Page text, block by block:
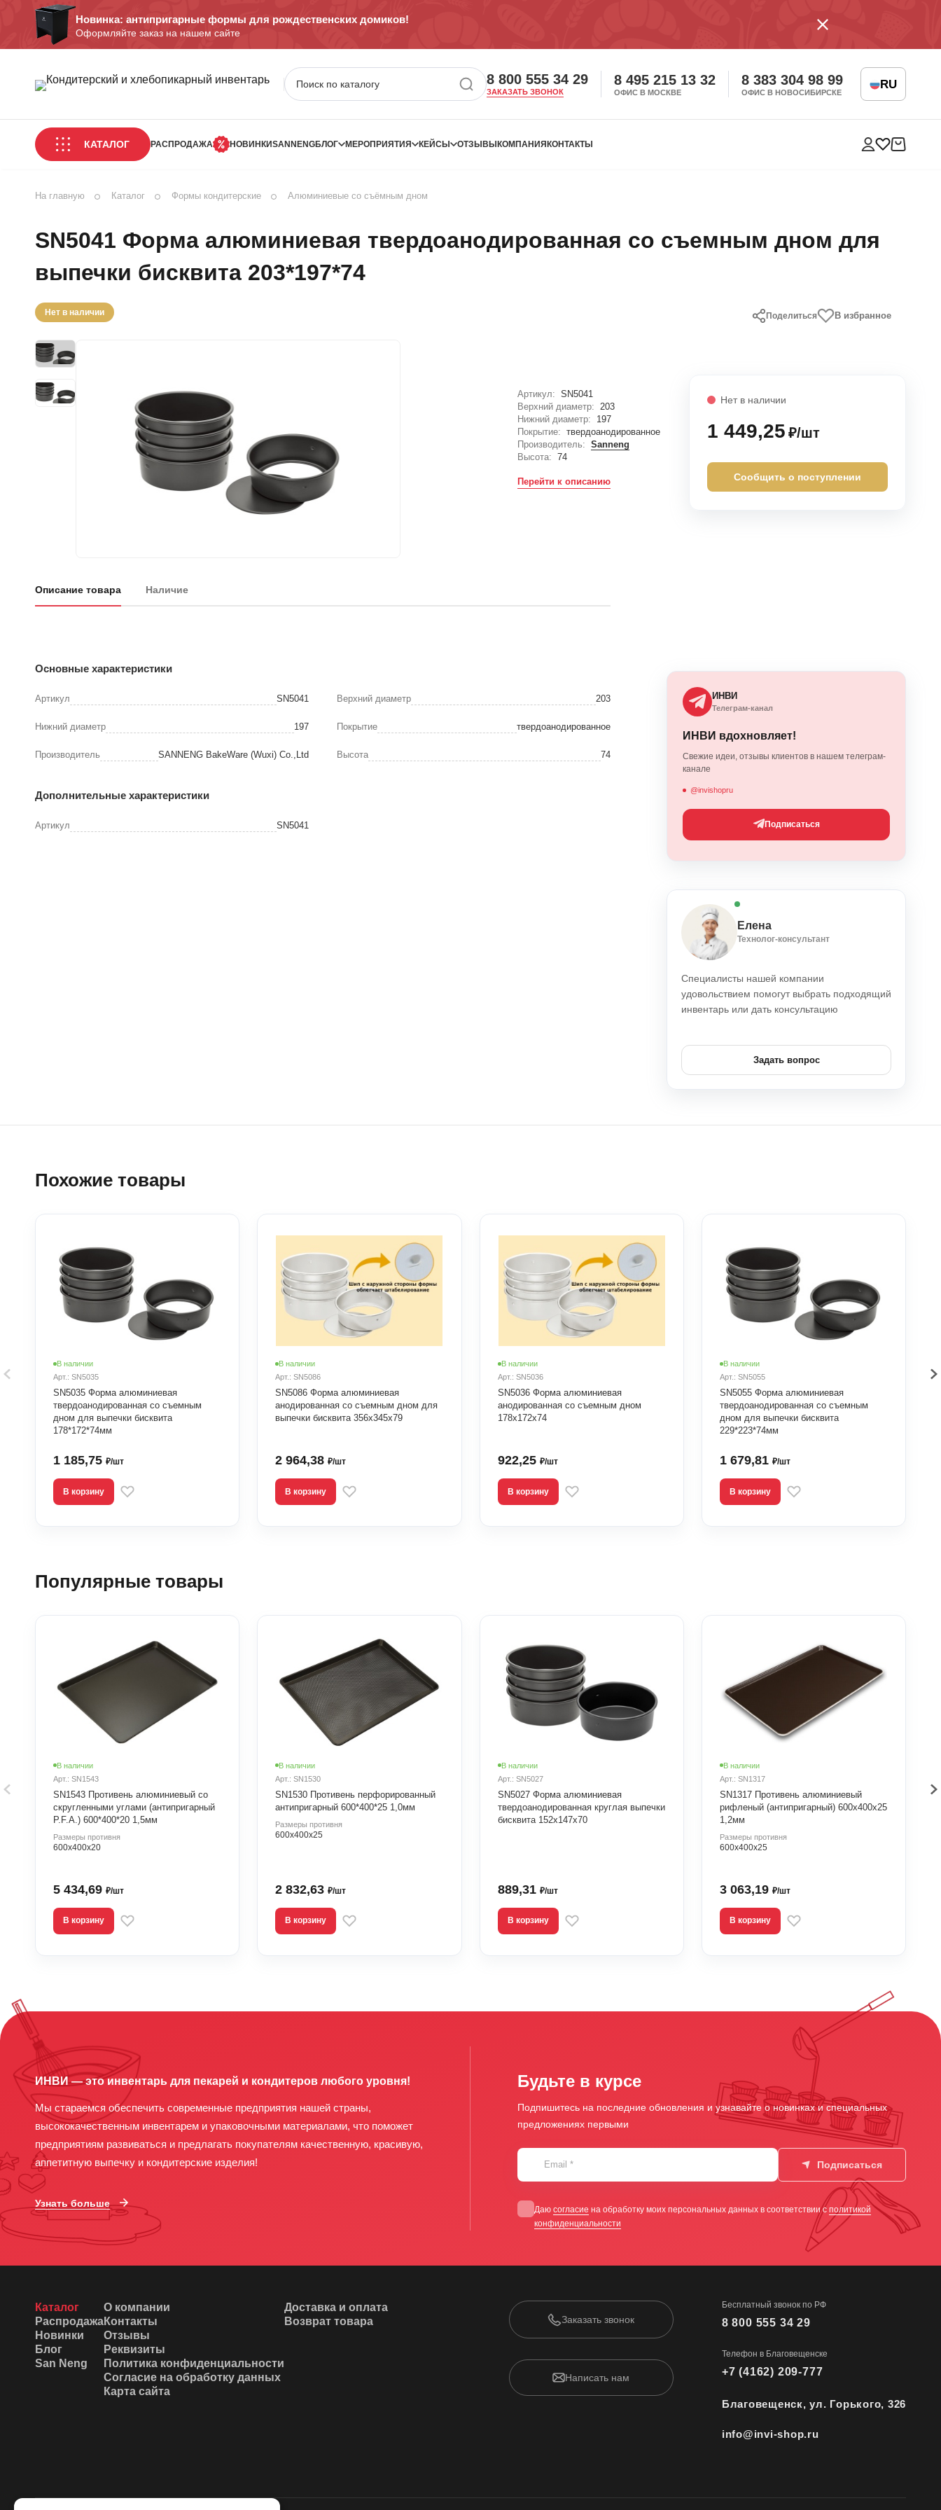
Новинка: антипригарные формы для рождественских домиков!
Оформляйте заказ на нашем сайте
8 800 555 34 29
ЗАКАЗАТЬ ЗВОНОК
8 495 215 13 32
ОФИС В МОСКВЕ
8 383 304 98 99
ОФИС В НОВОСИБИРСКЕ
RU
КАТАЛОГ РАСПРОДАЖА НОВИНКИSANNENGБЛОГ МЕРОПРИЯТИЯ КЕЙСЫ ОТЗЫВЫ КОМПАНИЯ КОНТАКТЫ
На главную Каталог Формы кондитерские Алюминиевые со съёмным дном
SN5041 Форма алюминиевая твердоанодированная со съемным дном для
выпечки бисквита 203*197*74
Нет в наличии
Нет в наличии
1 449,25 ₽/шт
Сообщить о поступлении
В избранное
Поделиться
Артикул:
SN5041
Верхний диаметр:
203
Нижний диаметр:
197
Покрытие:
твердоанодированное
Производитель:
Sanneng
Высота:
74
Перейти к описанию
Описание товара Наличие
Основные характеристики
Артикул SN5041 Верхний диаметр 203
Нижний диаметр 197 Покрытие твердоанодированное
Производитель SANNENG BakeWare (Wuxi) Co.,Ltd Высота 74
Дополнительные характеристики
Артикул SN5041
ИНВИ
Телеграм-канал
ИНВИ вдохновляет!
Свежие идеи, отзывы клиентов в нашем телеграм-
канале
@invishopru
Подписаться
Елена
Технолог-консультант
Специалисты нашей компании
удовольствием помогут выбрать подходящий
инвентарь или дать консультацию
Задать вопрос
Похожие товары
В наличии
Арт.: SN5035
SN5035 Форма алюминиевая
твердоанодированная со съемным
дном для выпечки бисквита
178*172*74мм
1 185,75 ₽/шт
В корзину
В наличии
Арт.: SN5086
SN5086 Форма алюминиевая
анодированная со съемным дном для
выпечки бисквита 356х345х79
2 964,38₽/шт
В корзину
В наличии
Арт.: SN5036
SN5036 Форма алюминиевая
анодированная со съемным дном
178х172х74
922,25 ₽/шт
В корзину
В наличии
Арт.: SN5055
SN5055 Форма алюминиевая
твердоанодированная со съемным
дном для выпечки бисквита
229*223*74мм
1 679,81 ₽/шт
В корзину
Популярные товары
В наличии
Арт.: SN1543
SN1543 Противень алюминиевый со
скругленными углами (антипригарный
P.F.A.) 600*400*20 1,5мм
Размеры противня
600х400х20
5 434,69 ₽/шт
В корзину
В наличии
Арт.: SN1530
SN1530 Противень перфорированный
антипригарный 600*400*25 1,0мм
Размеры противня
600х400х25
2 832,63₽/шт
В корзину
В наличии
Арт.: SN5027
SN5027 Форма алюминиевая
твердоанодированная круглая выпечки
бисквита 152х147х70
889,31 ₽/шт
В корзину
В наличии
Арт.: SN1317
SN1317 Противень алюминиевый
рифленый (антипригарный) 600х400х25
1,2мм
Размеры противня
600х400х25
3 063,19 ₽/шт
В корзину
ИНВИ — это инвентарь для пекарей и кондитеров любого уровня!
Мы стараемся обеспечить современные предприятия нашей страны,
высококачественным инвентарем и упаковочными материалами, что поможет
предприятиям развиваться и предлагать покупателям качественную, красивую,
аппетитную выпечку и кондитерские изделия!
Узнать больше
Будьте в курсе
Подпишитесь на последние обновления и узнавайте о новинках и специальных
предложениях первыми
Email * Подписаться
Даю согласие на обработку моих персональных данных в соответствии с политикой
конфиденциальности
Заказать звонок
Написать нам
Бесплатный звонок по РФ
8 800 555 34 29
Телефон в Благовещенске
+7 (4162) 209-777
Благовещенск, ул. Горького, 326
info@invi-shop.ru
Каталог
Распродажа
Новинки
Блог
San Neng
О компании
Контакты
Отзывы
Реквизиты
Политика конфиденциальности
Согласие на обработку данных
Карта сайта
Доставка и оплата
Возврат товара